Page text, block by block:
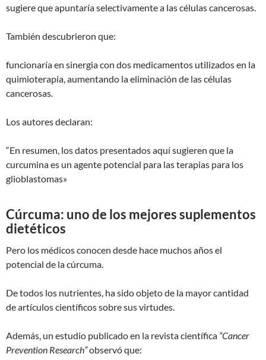
sugiere que apuntaría selectivamente a las células cancerosas.
También descubrieron que:
funcionaría en sinergia con dos medicamentos utilizados en la
quimioterapia, aumentando la eliminación de las células
cancerosas.
Los autores declaran:
“En resumen, los datos presentados aquí sugieren que la
curcumina es un agente potencial para las terapias para los
glioblastomas»
Cúrcuma: uno de los mejores suplementos
dietéticos
Pero los médicos conocen desde hace muchos años el
potencial de la cúrcuma.
De todos los nutrientes, ha sido objeto de la mayor cantidad
de artículos científicos sobre sus virtudes.
Además, un estudio publicado en la revista científica “Cancer
Prevention Research”observó que: